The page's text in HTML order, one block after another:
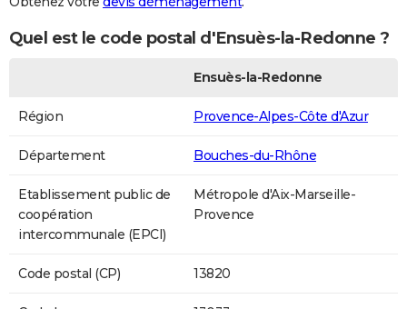
Quel est le code postal d'Ensuès-la-Redonne ?
Ensuès-la-Redonne
Région Provence-Alpes-Côte d'Azur
Département Bouches-du-Rhône
Etablissement public de
coopération
intercommunale (EPCI)
Métropole d'Aix-Marseille-
Provence
Code postal (CP) 13820